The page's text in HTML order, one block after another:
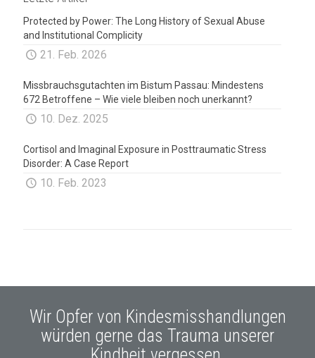
Protected by Power: The Long History of Sexual Abuse
and Institutional Complicity
21. Feb. 2026
Missbrauchsgutachten im Bistum Passau: Mindestens
672 Betroffene – Wie viele bleiben noch unerkannt?
10. Dez. 2025
Cortisol and Imaginal Exposure in Posttraumatic Stress
Disorder: A Case Report
10. Feb. 2023
Wir Opfer von Kindesmisshandlungen
würden gerne das Trauma unserer